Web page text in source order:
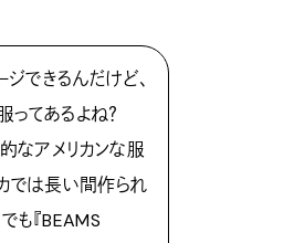
できるんだけど、
ってあるよね？
なアメリカンな服
カでは長い間作られ
も『BEAMS